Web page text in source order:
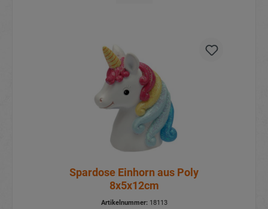
Spardose Einhorn aus Poly
8x5x12cm
Artikelnummer:18113